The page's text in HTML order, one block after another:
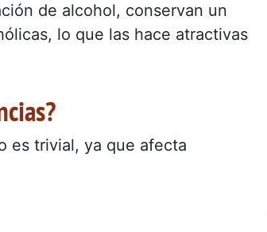
de alcohol, conservan un
lo que las hace atractivas
es trivial, ya que afecta